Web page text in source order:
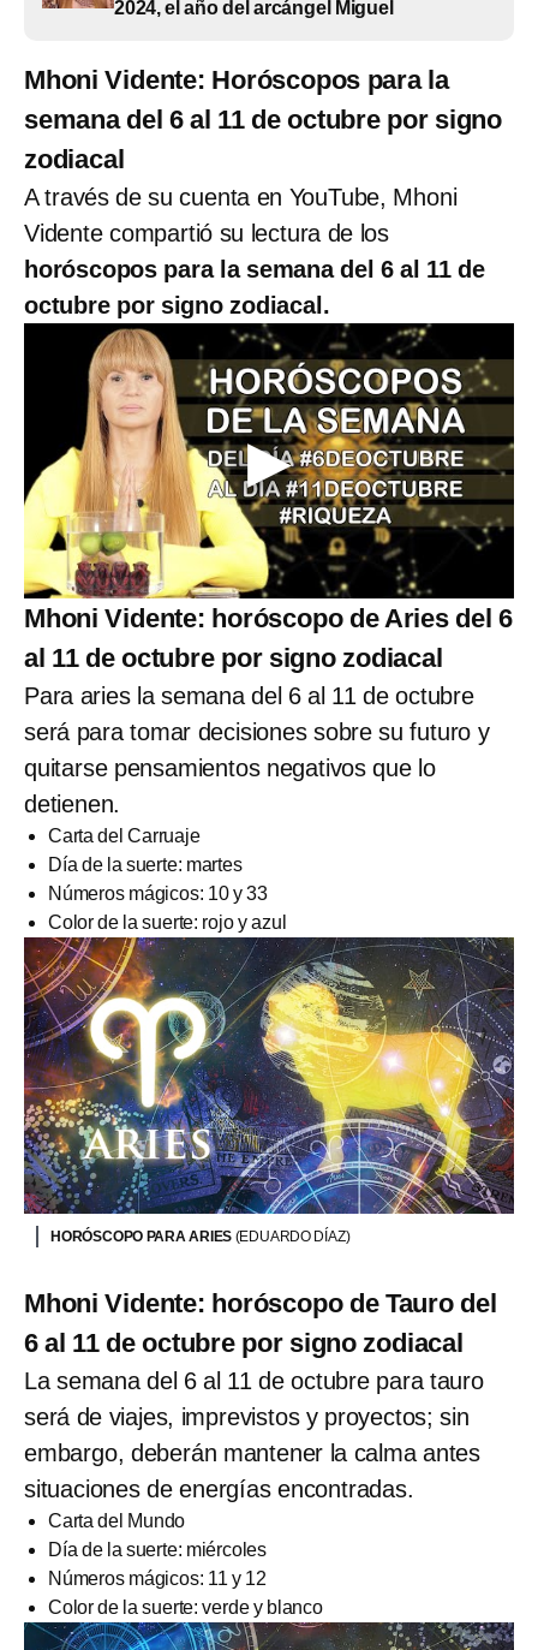
2024, el año del arcángel Miguel
Mhoni Vidente: Horóscopos para la
semana del 6 al 11 de octubre por signo
zodiacal
A través de su cuenta en YouTube, Mhoni
Vidente compartió su lectura de los
horóscopos para la semana del 6 al 11 de
octubre por signo zodiacal.
Mhoni Vidente: horóscopo de Aries del 6
al 11 de octubre por signo zodiacal
Para aries la semana del 6 al 11 de octubre
será para tomar decisiones sobre su futuro y
quitarse pensamientos negativos que lo
detienen.
Carta del Carruaje
Día de la suerte: martes
Números mágicos: 10 y 33
Color de la suerte: rojo y azul
HORÓSCOPO PARA ARIES (EDUARDO DÍAZ)
Mhoni Vidente: horóscopo de Tauro del
6 al 11 de octubre por signo zodiacal
La semana del 6 al 11 de octubre para tauro
será de viajes, imprevistos y proyectos; sin
embargo, deberán mantener la calma antes
situaciones de energías encontradas.
Carta del Mundo
Día de la suerte: miércoles
Números mágicos: 11 y 12
Color de la suerte: verde y blanco